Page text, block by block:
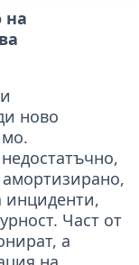
на
ново
инциденти,
Част от
а